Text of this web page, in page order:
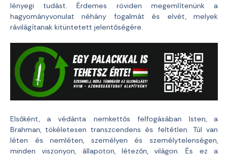
lényegi tudást. Érdemes röviden megemlítenünk a
hagyományvonulat néhány fogalmát és elvét, melyek
rávilágítanak kitüntetett jelentőségére.
Elsőként, a védánta nemkettős felfogásában Isten, a
Brahman, tökéletesen transzcendens és feltétlen. Túl van
léten és nemléten, személyen és személytelenségen,
minden viszonyon, állapoton, létezőn, világon. És ez a